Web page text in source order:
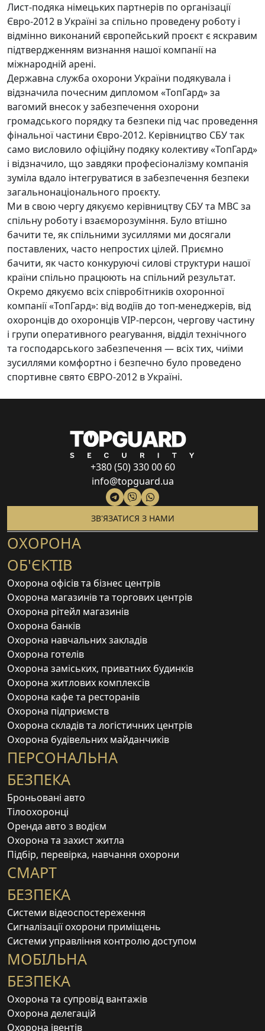
Лист-подяка німецьких партнерів по організації
Євро-2012 в Україні за спільно проведену роботу і
відмінно виконаний європейський проєкт є яскравим
підтвердженням визнання нашої компанії на
міжнародній арені.
Державна служба охорони України подякувала і
відзначила почесним дипломом «ТопГард» за
вагомий внесок у забезпечення охорони
громадського порядку та безпеки під час проведення
фінальної частини Євро-2012. Керівництво СБУ так
само висловило офіційну подяку колективу «ТопГард»
і відзначило, що завдяки професіоналізму компанія
зуміла вдало інтегруватися в забезпечення безпеки
загальнонаціонального проєкту.
Ми в свою чергу дякуємо керівництву СБУ та МВС за
спільну роботу і взаєморозуміння. Було втішно
бачити те, як спільними зусиллями ми досягали
поставлених, часто непростих цілей. Приємно
бачити, як часто конкуруючі силові структури нашої
країни спільно працюють на спільний результат.
Окремо дякуємо всіх співробітників охоронної
компанії «ТопГард»: від водіїв до топ-менеджерів, від
охоронців до охоронців VIP-персон, чергову частину
і групи оперативного реагування, відділ технічного
та господарського забезпечення — всіх тих, чиїми
зусиллями комфортно і безпечно було проведено
спортивне свято ЄВРО-2012 в Україні.
ОХОРОНА
ОБ'ЄКТІВ
Охорона офісів та бізнес центрів
Охорона магазинів та торгових центрів
Охорона рітейл магазинів
Охорона банків
Охорона навчальних закладів
Охорона готелів
Охорона заміських, приватних будинків
Охорона житлових комплексів
Охорона кафе та ресторанів
Охорона підприємств
Охорона складів та логістичних центрів
Охорона будівельних майданчиків
ПЕРСОНАЛЬНА
БЕЗПЕКА
Броньовані авто
Тілоохоронці
Оренда авто з водієм
Охорона та захист житла
Підбір, перевірка, навчання охорони
СМАРТ
БЕЗПЕКА
Системи відеоспостереження
Сигналізації охорони приміщень
Системи управління контролю доступом
МОБІЛЬНА
БЕЗПЕКА
Охорона та супровід вантажів
Охорона делегацій
Охорона івентів
+380 (50) 330 00 60
info@topguard.ua
ЗВ'ЯЗАТИСЯ З НАМИ